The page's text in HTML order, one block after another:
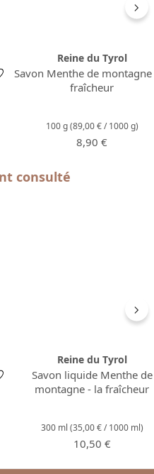
Reine du Tyrol
Savon Menthe de montagne
fraîcheur
100 g(89,00 € / 1000 g)
Prix régulier :
8,90 €
consulté
Reine du Tyrol
Savon liquide Menthe de
montagne - la fraîcheur
300 ml (35,00 € / 1000 ml)
Prix régulier :
10,50 €